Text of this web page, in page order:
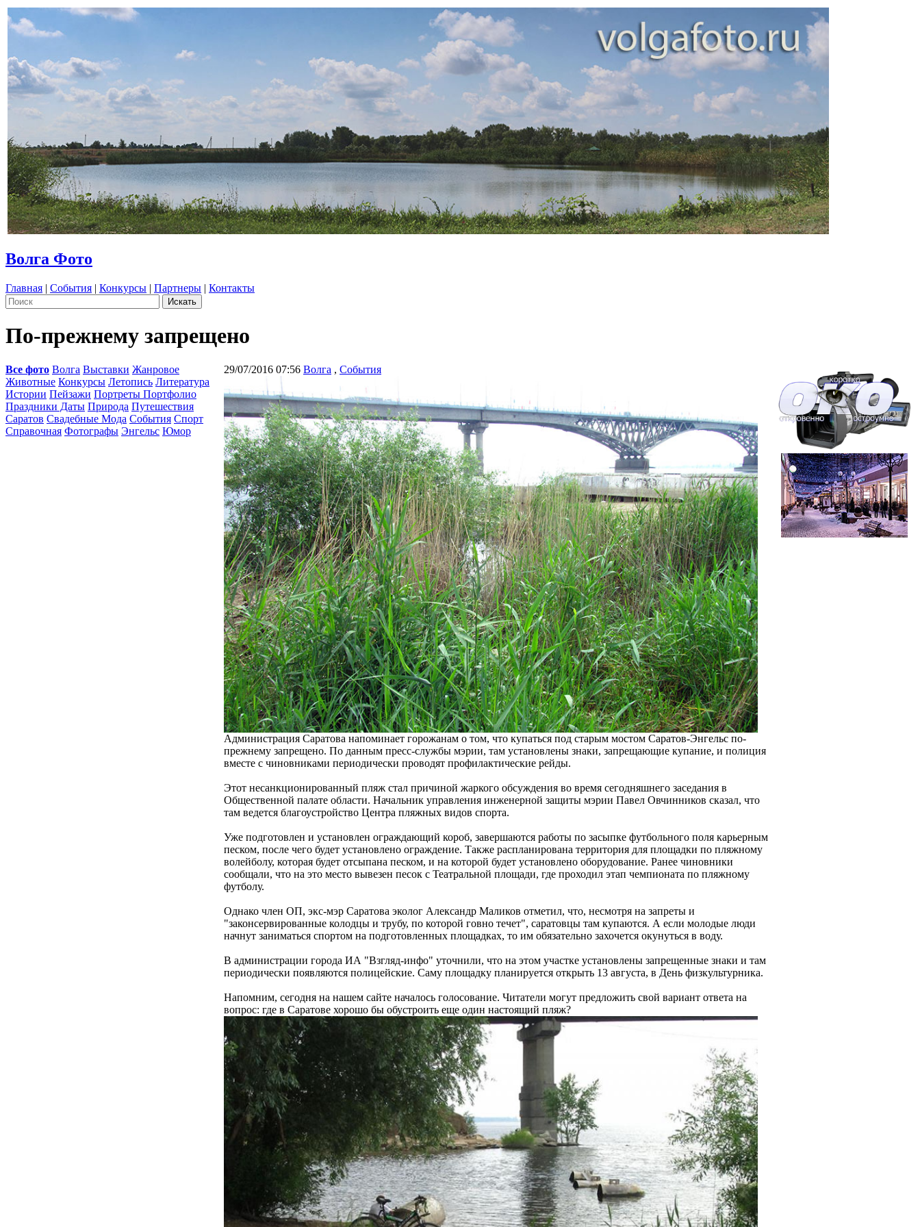
Волга Фото
Главная | События | Конкурсы | Партнеры | Контакты
По-прежнему запрещено
Все фото Волга Выставки Жанровое
Животные Конкурсы Летопись Литература
Истории Пейзажи Портреты Портфолио
Праздники Даты Природа Путешествия
Саратов Свадебные Мода События Спорт
Справочная Фотографы Энгельс Юмор
29/07/2016 07:56 Волга , События
Администрация Саратова напоминает горожанам о том, что купаться под старым мостом Саратов-Энгельс по-
прежнему запрещено. По данным пресс-службы мэрии, там установлены знаки, запрещающие купание, и полиция
вместе с чиновниками периодически проводят профилактические рейды.
Этот несанкционированный пляж стал причиной жаркого обсуждения во время сегодняшнего заседания в
Общественной палате области. Начальник управления инженерной защиты мэрии Павел Овчинников сказал, что
там ведется благоустройство Центра пляжных видов спорта.
Уже подготовлен и установлен ограждающий короб, завершаются работы по засыпке футбольного поля карьерным
песком, после чего будет установлено ограждение. Также распланирована территория для площадки по пляжному
волейболу, которая будет отсыпана песком, и на которой будет установлено оборудование. Ранее чиновники
сообщали, что на это место вывезен песок с Театральной площади, где проходил этап чемпионата по пляжному
футболу.
Однако член ОП, экс-мэр Саратова эколог Александр Маликов отметил, что, несмотря на запреты и
"законсервированные колодцы и трубу, по которой говно течет", саратовцы там купаются. А если молодые люди
начнут заниматься спортом на подготовленных площадках, то им обязательно захочется окунуться в воду.
В администрации города ИА "Взгляд-инфо" уточнили, что на этом участке установлены запрещенные знаки и там
периодически появляются полицейские. Саму площадку планируется открыть 13 августа, в День физкультурника.
Напомним, сегодня на нашем сайте началось голосование. Читатели могут предложить свой вариант ответа на
вопрос: где в Саратове хорошо бы обустроить еще один настоящий пляж?